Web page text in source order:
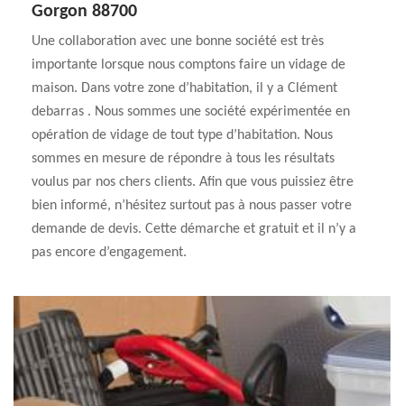
Gorgon 88700
Une collaboration avec une bonne société est très
importante lorsque nous comptons faire un vidage de
maison. Dans votre zone d’habitation, il y a Clément
debarras . Nous sommes une société expérimentée en
opération de vidage de tout type d’habitation. Nous
sommes en mesure de répondre à tous les résultats
voulus par nos chers clients. Afin que vous puissiez être
bien informé, n’hésitez surtout pas à nous passer votre
demande de devis. Cette démarche et gratuit et il n’y a
pas encore d’engagement.